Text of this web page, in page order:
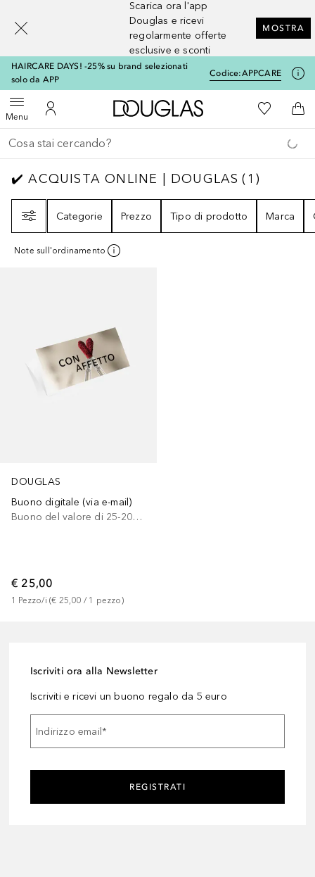
Scarica ora l'app
Douglas e ricevi
regolarmente offerte
esclusive e sconti
MOSTRA
HAIRCARE DAYS! -25% su brand selezionati
solo da APP
Codice:APPCARE
MenuApri menuAl Mio Account
A Douglas HomeAlla Mia
Al
Torna indietro
Esegui ricerca
✔️ ACQUISTA ONLINE | DOUGLAS 1
✔️ ACQUISTA ONLINE | DOUGLAS ( 1 )
Categorie
Prezzo Tipo di prodotto Marca
Note sull'ordinamento
DOUGLAS
Buono digitale (via e-mail)
Buono del valore di 25-200 euro
€ 25,00
1 Pezzo/i (€ 25,00 / 1 pezzo)
Iscriviti ora alla Newsletter
Iscriviti e ricevi un buono regalo da 5 euro
Indirizzo email *
REGISTRATI
[navigation.slideout.screenreader]